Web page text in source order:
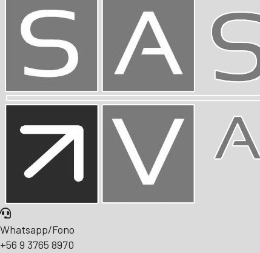
Whatsapp/Fono
+56 9 3765 8970